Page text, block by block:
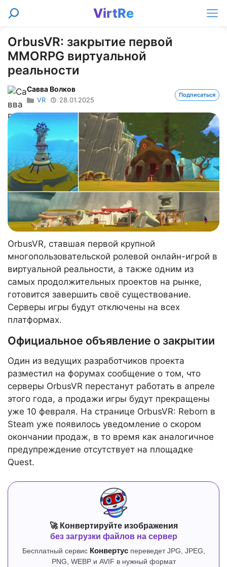
Перейти
VirtRe
Поиск
OrbusVR: закрытие первой
MMORPG виртуальной
реальности
Савва Волков
VR 28.01.2025
Подписаться
OrbusVR, ставшая первой крупной
многопользовательской ролевой онлайн-игрой в
виртуальной реальности, а также одним из
самых продолжительных проектов на рынке,
готовится завершить своё существование.
Серверы игры будут отключены на всех
платформах.
Официальное объявление о закрытии
Один из ведущих разработчиков проекта
разместил на форумах сообщение о том, что
серверы OrbusVR перестанут работать в апреле
этого года, а продажи игры будут прекращены
уже 10 февраля. На странице OrbusVR: Reborn в
Steam уже появилось уведомление о скором
окончании продаж, в то время как аналогичное
предупреждение отсутствует на площадке
Quest.
🚀 Конвертируйте изображения
без загрузки файлов на сервер
Бесплатный сервис Конвертуспереведет JPG, JPEG,
PNG, WEBP и AVIF в нужный формат